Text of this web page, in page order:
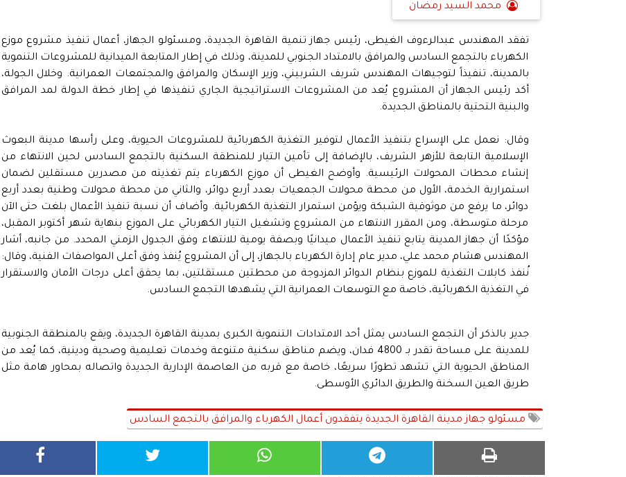
محمد السيد رمضان
تفقد المهندس عبدالرءوف الغيطى، رئيس جهاز تنمية القاهرة الجديدة، ومسئولو الجهاز، أعمال تنفيذ مشروع موزع
الكهرباء بالتجمع السادس والمرافق بالامتداد الجنوبي للمدينة، وذلك في إطار المتابعة الميدانية للمشروعات التنموية
بالمدينة، تنفيذاً لتوجيهات المهندس شريف الشربيني، وزير الإسكان والمرافق والمجتمعات العمرانية. وخلال الجولة،
أكد رئيس الجهاز أن المشروع يُعد من المشروعات الاستراتيجية الجاري تنفيذها في إطار خطة الدولة لمد المرافق
والبنية التحتية بالمناطق الجديدة.
وقال: نعمل على الإسراع بتنفيذ الأعمال لتوفير التغذية الكهربائية للمشروعات الحيوية، وعلى رأسها مدينة البعوث
الإسلامية التابعة للأزهر الشريف، بالإضافة إلى تأمين التيار للمنطقة السكنية بالتجمع السادس لحين الانتهاء من
إنشاء محطات المحولات الرئيسية. وأوضح الغيطى أن موزع الكهرباء يتم تغذيته من مصدرين مستقلين لضمان
استمرارية الخدمة، الأول من محطة محولات الجمعيات بعدد أربع دوائر، والثاني من محطة محولات وطنية بعدد أربع
دوائر، ما يرفع من موثوقية الشبكة ويؤمن استمرار التغذية الكهربائية. وأضاف أن نسبة تنفيذ الأعمال بلغت حتى الآن
مرحلة متوسطة، ومن المقرر الانتهاء من المشروع وتشغيل التيار الكهربائي على الموزع بنهاية شهر أكتوبر المقبل،
مؤكدًا أن جهاز المدينة يتابع تنفيذ الأعمال ميدانيًا وبصفة يومية للانتهاء وفق الجدول الزمني المحدد. من جانبه، أشار
المهندس هشام محمد علي، مدير عام إدارة الكهرباء بالجهاز، إلى أن المشروع يُنفذ وفق أعلى المواصفات الفنية، وقال:
نُنفذ كابلات التغذية للموزع بنظام الدوائر المزدوجة من محطتين مستقلتين، بما يحقق أعلى درجات الأمان والاستقرار
في التغذية الكهربائية، خاصة مع التوسعات العمرانية التي يشهدها التجمع السادس.
جدير بالذكر أن التجمع السادس يمثل أحد الامتدادات التنموية الكبرى بمدينة القاهرة الجديدة، ويقع بالمنطقة الجنوبية
للمدينة على مساحة تقدر بـ 4800 فدان، ويضم مناطق سكنية متنوعة وخدمات تعليمية وصحية ودينية، كما يُعد من
المناطق الحيوية التي تشهد تطورًا سريعًا، خاصة مع قربه من العاصمة الإدارية الجديدة واتصاله بمحاور هامة مثل
طريق العين السخنة والطريق الدائري الأوسطى.
مسئولو جهاز مدينة القاهرة الجديدة يتفقدون أعمال الكهرباء والمرافق بالتجمع السادس